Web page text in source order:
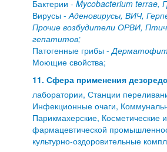
Бактерии - Mycobacterium
Вирусы -Аденовирусы, ВИЧ,
Прочие возбудители ОРВИ,
гепатитов;
Патогенные грибы -
Моющие свойства;
11. Сфера применения
лаборатории, Станции
Инфекционные очаги,
Парикмахерские,
фармацевтической
культурно-оздоровительные